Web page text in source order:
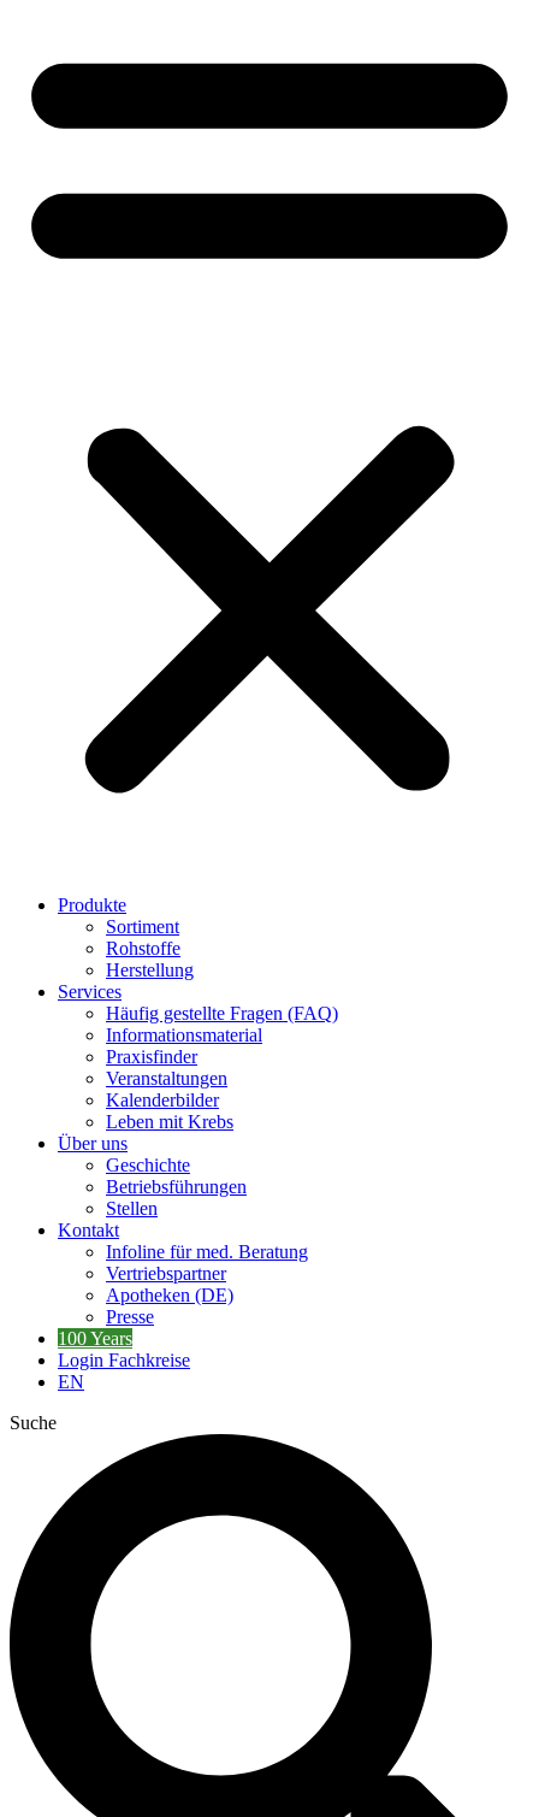
Produkte
Sortiment
Rohstoffe
Herstellung
Services
Häufig gestellte Fragen (FAQ)
Informationsmaterial
Praxisfinder
Veranstaltungen
Kalenderbilder
Leben mit Krebs
Über uns
Geschichte
Betriebsführungen
Stellen
Kontakt
Infoline für med. Beratung
Vertriebspartner
Apotheken (DE)
Presse
100 Years
Login Fachkreise
EN
Suche